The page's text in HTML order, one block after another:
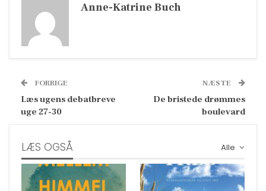
Anne-Katrine Buch
FORRIGE
Læs ugens debatbreve
uge 27-30
NÆSTE
De bristede drømmes
boulevard
Alle
LÆS OGSÅ